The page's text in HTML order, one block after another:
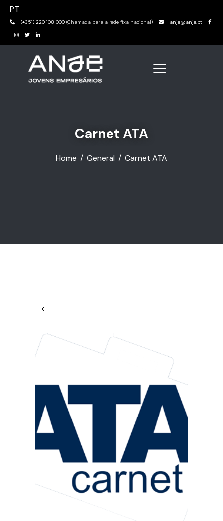
PT
(+351) 220 108 000 (Chamada para a rede fixa nacional) anje@anje.pt
Carnet ATA
Home General Carnet ATA